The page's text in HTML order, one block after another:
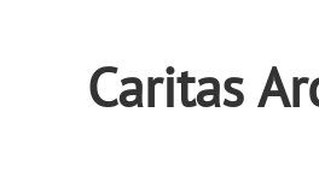
Caritas